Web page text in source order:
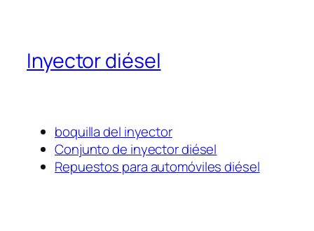
Inyector diésel
boquilla del inyector
Conjunto de inyector diésel
Repuestos para automóviles diésel